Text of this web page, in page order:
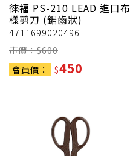
徠福 PS-210 LEAD 進口布
樣剪刀 (鋸齒狀)
4711699020496
市價：$600
會員價：
$450